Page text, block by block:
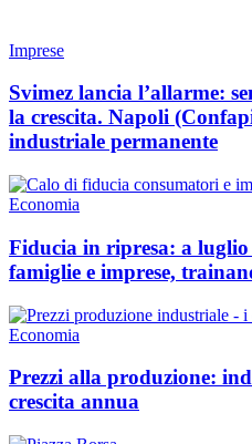
Imprese
Svimez lancia l’allarme:
la crescita. Napoli
industriale permanente
Economia
Fiducia in ripresa: a luglio
famiglie e imprese,
Economia
Prezzi alla produzione:
crescita annua